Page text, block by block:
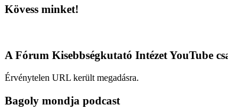
Kövess minket!
A Fórum Kisebbségkutató Intézet YouTube
Érvénytelen URL került megadásra.
Bagoly mondja podcast